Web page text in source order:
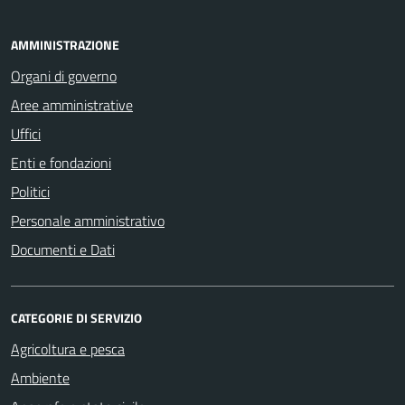
AMMINISTRAZIONE
Organi di governo
Aree amministrative
Uffici
Enti e fondazioni
Politici
Personale amministrativo
Documenti e Dati
CATEGORIE DI SERVIZIO
Agricoltura e pesca
Ambiente